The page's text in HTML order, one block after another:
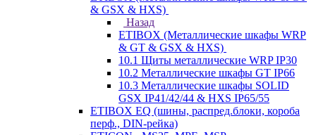
& GSX & HXS)
Назад
ETIBOX (Металлические шкафы WRP
& GT & GSX & HXS)
10.1 Щиты металлические WRP IP30
10.2 Металлические шкафы GT IP66
10.3 Металлические шкафы SOLID
GSX IP41/42/44 & HXS IP65/55
ETIBOX EQ (шины, распред.блоки, короба
перф., DIN-рейка)